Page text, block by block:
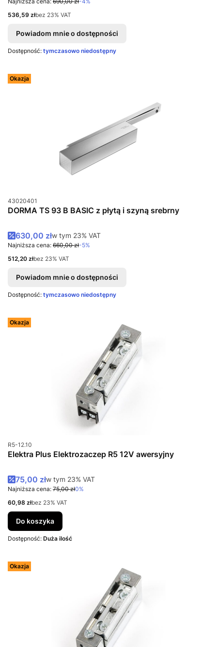
Cena netto
536,59 złbez 23% VAT
Powiadom mnie o dostępności
Dostępność: tymczasowo niedostępny
Okazja
Kod produktu
43020401
DORMA TS 93 B BASIC z płytą i szyną srebrny
Cena promocyjna brutto
630,00 złw tym %s VAT
w tym 23% VAT
Najniższa cena: 660,00 zł-5%
Cena netto
512,20 złbez 23% VAT
Powiadom mnie o dostępności
Dostępność: tymczasowo niedostępny
Okazja
Kod produktu
R5-12.10
Elektra Plus Elektrozaczep R5 12V awersyjny
Cena promocyjna brutto
75,00 złw tym %s VAT
w tym 23% VAT
Najniższa cena: 75,00 zł0%
Cena netto
60,98 złbez 23% VAT
Do koszyka
Dostępność: Duża ilość
Okazja